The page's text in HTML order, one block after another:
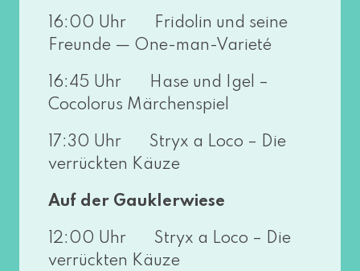
16:00 Uhr Fridolin und sei­ne
Freunde — One-man-Varieté
16:45 Uhr Hase und Igel –
Cocolorus Märchenspiel
17:30 Uhr Stryx a Loco – Die
ver­rück­ten Käuze
Auf der Gauklerwiese
12:00 Uhr Stryx a Loco – Die
ver­rück­ten Käuze